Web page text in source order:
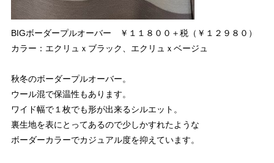
BIGボーダープルオーバー ￥１１８００＋税（￥１２９８０）
カラー：エクリュｘブラック、エクリュｘベージュ
秋冬のボーダープルオーバー。
ウール混で保温性もあります。
ワイド幅で１枚でも形が出来るシルエット。
裏生地を表にとってあるので少しかすれたような
ボーダーカラーでカジュアル度を抑えています。